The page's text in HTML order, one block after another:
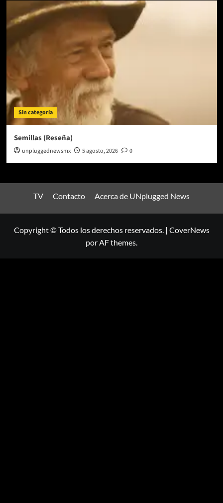
Sin categoría
Semillas (Reseña)
unpluggednewsmx 5 agosto, 2026 0
TV Contacto Acerca de UNplugged News
Copyright © Todos los derechos reservados. | CoverNews
por AF themes.